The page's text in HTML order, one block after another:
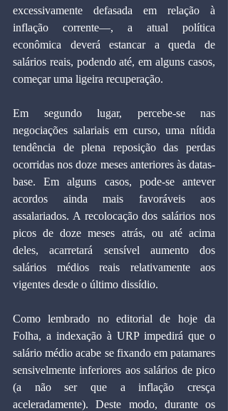
excessivamente defasada em relação à
inflação corrente—, a atual política
econômica deverá estancar a queda de
salários reais, podendo até, em alguns casos,
começar uma ligeira recuperação.
Em segundo lugar, percebe-se nas
negociações salariais em curso, uma nítida
tendência de plena reposição das perdas
ocorridas nos doze meses anteriores às datas-
base. Em alguns casos, pode-se antever
acordos ainda mais favoráveis aos
assalariados. A recolocação dos salários nos
picos de doze meses atrás, ou até acima
deles, acarretará sensível aumento dos
salários médios reais relativamente aos
vigentes desde o último dissídio.
Como lembrado no editorial de hoje da
Folha, a indexação à URP impedirá que o
salário médio acabe se fixando em patamares
sensivelmente inferiores aos salários de pico
(a não ser que a inflação cresça
aceleradamente). Deste modo, durante os